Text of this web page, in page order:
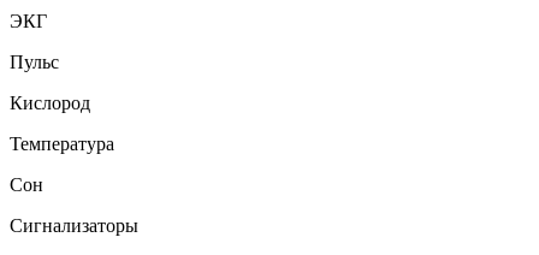
ЭКГ
Пульс
Кислород
Температура
Сон
Сигнализаторы